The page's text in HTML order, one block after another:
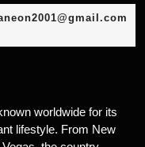
worldwide for its
lifestyle. From New